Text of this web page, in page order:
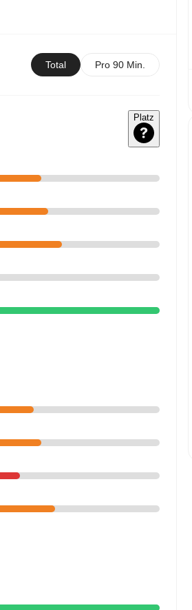
Total Pro 90 Min.
Platz